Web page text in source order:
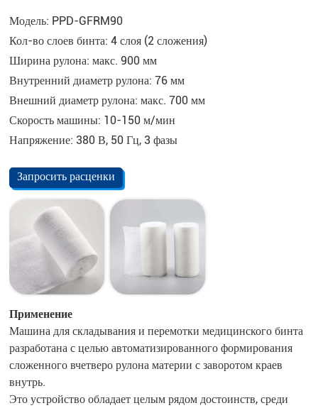
Модель: PPD-GFRM90
Кол-во слоев бинта: 4 слоя (2 сложения)
Ширина рулона: макс. 900 мм
Внутренний диаметр рулона: 76 мм
Внешний диаметр рулона: макс. 700 мм
Скорость машины: 10-150 м/мин
Напряжение: 380 В, 50 Гц, 3 фазы
Запросить расценки
Применение
Машина для складывания и перемотки медицинского бинта
разработана с целью автоматизированного формирования
сложенного вчетверо рулона материи с заворотом краев
внутрь.
Это устройство обладает целым рядом достоинств, среди